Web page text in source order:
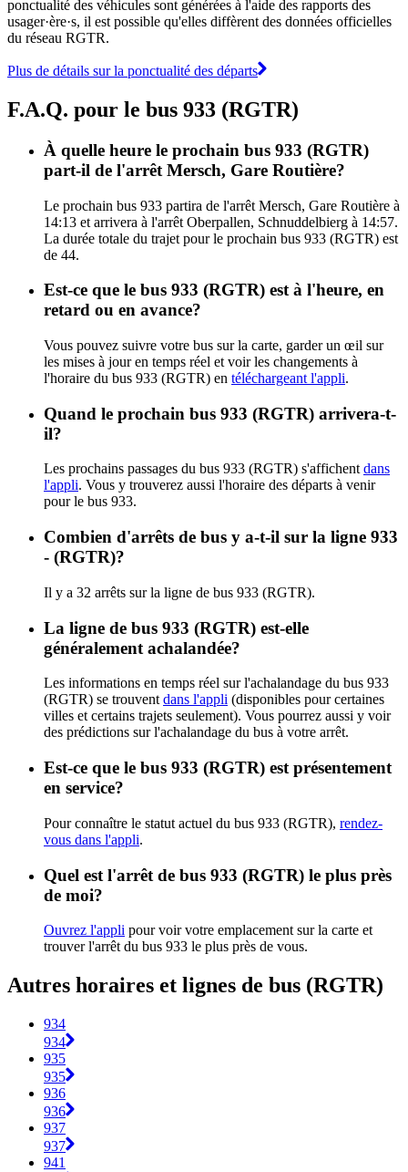
ponctualité des véhicules sont générées à l'aide des rapports des
usager·ère·s, il est possible qu'elles diffèrent des données officielles
du réseau RGTR.
Plus de détails sur la ponctualité des départs
F.A.Q. pour le bus 933 (RGTR)
À quelle heure le prochain bus 933 (RGTR)
part-il de l'arrêt Mersch, Gare Routière?
Le prochain bus 933 partira de l'arrêt Mersch, Gare Routière à
14:13 et arrivera à l'arrêt Oberpallen, Schnuddelbierg à 14:57.
La durée totale du trajet pour le prochain bus 933 (RGTR) est
de 44.
Est-ce que le bus 933 (RGTR) est à l'heure, en
retard ou en avance?
Vous pouvez suivre votre bus sur la carte, garder un œil sur
les mises à jour en temps réel et voir les changements à
l'horaire du bus 933 (RGTR) en téléchargeant l'appli.
Quand le prochain bus 933 (RGTR) arrivera-t-
il?
Les prochains passages du bus 933 (RGTR) s'affichentdans
l'appli. Vous y trouverez aussi l'horaire des départs à venir
pour le bus 933.
Combien d'arrêts de bus y a-t-il sur la ligne 933
- (RGTR)?
Il y a 32 arrêts sur la ligne de bus 933 (RGTR).
La ligne de bus 933 (RGTR) est-elle
généralement achalandée?
Les informations en temps réel sur l'achalandage du bus 933
(RGTR) se trouvent dans l'appli (disponibles pour certaines
villes et certains trajets seulement). Vous pourrez aussi y voir
des prédictions sur l'achalandage du bus à votre arrêt.
Est-ce que le bus 933 (RGTR) est présentement
en service?
Pour connaître le statut actuel du bus 933 (RGTR), rendez-
vous dans l'appli.
Quel est l'arrêt de bus 933 (RGTR) le plus près
de moi?
Ouvrez l'appli pour voir votre emplacement sur la carte et
trouver l'arrêt du bus 933 le plus près de vous.
Autres horaires et lignes de bus (RGTR)
934
934
935
935
936
936
937
937
941